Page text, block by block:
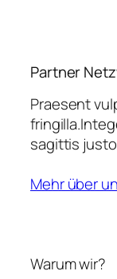
Partner
Praesent
sagittis
Mehr über
Warum wir?